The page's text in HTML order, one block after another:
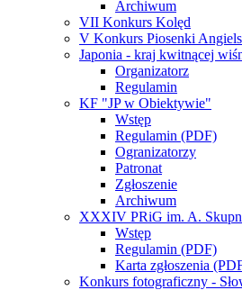
Archiwum
VII Konkurs Kolęd
V Konkurs Piosenki
Japonia - kraj kwitnącej
Organizatorz
Regulamin
KF "JP w Obiektywie"
Wstęp
Regulamin (PDF)
Ogranizatorzy
Patronat
Zgłoszenie
Archiwum
XXXIV PRiG im. A.
Wstęp
Regulamin (PDF)
Karta zgłoszenia
Konkurs fotograficzny -